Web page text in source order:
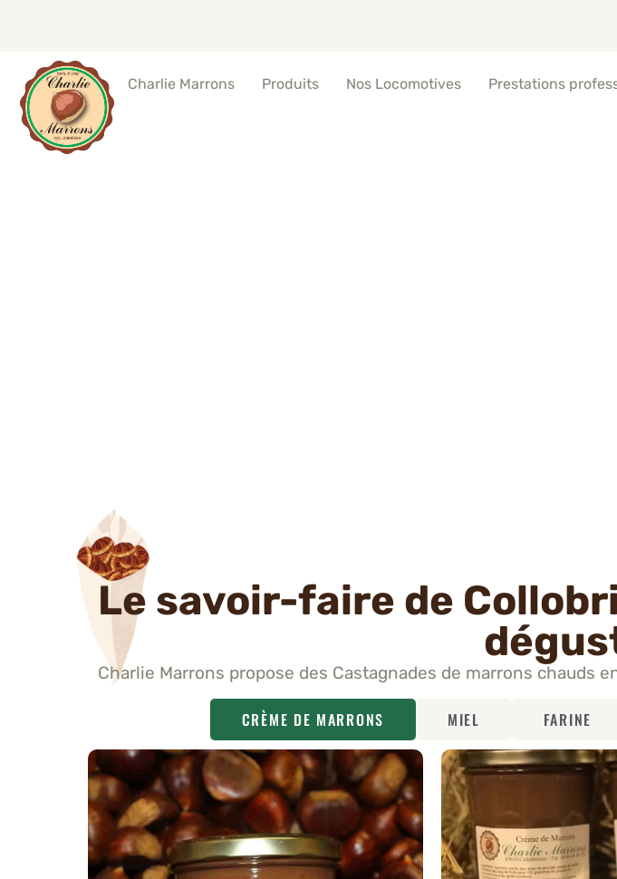
Charlie Marrons Produits Nos Locomotives Prestations
Le savoir-faire de
Charlie Marrons propose des Castagnades de marrons chauds
CRÈME DE MARRONS MIEL FARINE